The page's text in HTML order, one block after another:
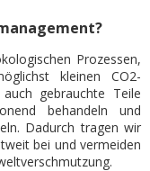
Prozessen,
kleinen CO2-
gebrauchte Teile
behandeln und
Dadurch tragen wir
bei und vermeiden